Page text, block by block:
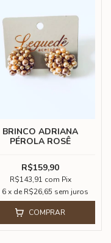
BRINCO ADRIANA
PÉROLA ROSÊ
R$159,90
R$143,91 com Pix
6 x de R$26,65 sem juros
COMPRAR